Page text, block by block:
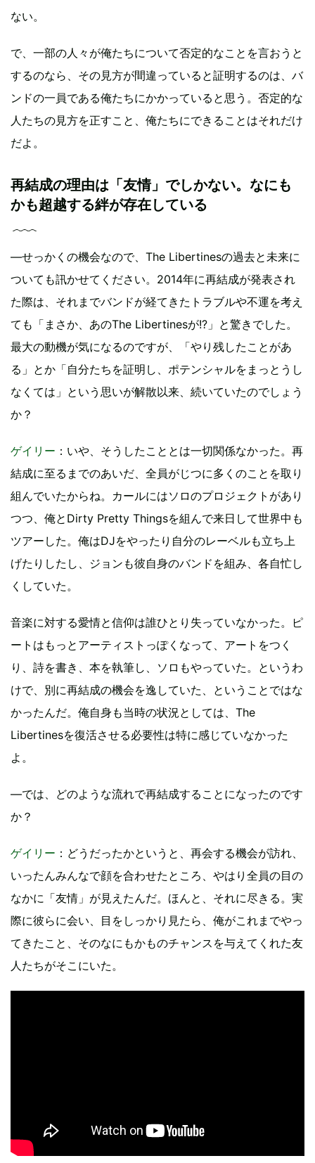
ない。
で、一部の人々が俺たちについて否定的なことを言おうと
するのなら、その見方が間違っていると証明するのは、バ
ンドの一員である俺たちにかかっていると思う。否定的な
人たちの見方を正すこと、俺たちにできることはそれだけ
だよ。
再結成の理由は「友情」でしかない。なにも
かも超越する絆が存在している
―せっかくの機会なので、The Libertinesの過去と未来に
ついても訊かせてください。2014年に再結成が発表され
た際は、それまでバンドが経てきたトラブルや不運を考え
ても「まさか、あのThe Libertinesが!?」と驚きでした。
最大の動機が気になるのですが、「やり残したことがあ
る」とか「自分たちを証明し、ポテンシャルをまっとうし
なくては」という思いが解散以来、続いていたのでしょう
か？
ゲイリー ：いや、そうしたこととは一切関係なかった。再
結成に至るまでのあいだ、全員がじつに多くのことを取り
組んでいたからね。カールにはソロのプロジェクトがあり
つつ、俺とDirty Pretty Thingsを組んで来日して世界中も
ツアーした。俺はDJをやったり自分のレーベルも立ち上
げたりしたし、ジョンも彼自身のバンドを組み、各自忙し
くしていた。
音楽に対する愛情と信仰は誰ひとり失っていなかった。ピ
ートはもっとアーティストっぽくなって、アートをつく
り、詩を書き、本を執筆し、ソロもやっていた。というわ
けで、別に再結成の機会を逸していた、ということではな
かったんだ。俺自身も当時の状況としては、The
Libertinesを復活させる必要性は特に感じていなかった
よ。
―では、どのような流れで再結成することになったのです
か？
ゲイリー ：どうだったかというと、再会する機会が訪れ、
いったんみんなで顔を合わせたところ、やはり全員の目の
なかに「友情」が見えたんだ。ほんと、それに尽きる。実
際に彼らに会い、目をしっかり見たら、俺がこれまでやっ
てきたこと、そのなにもかものチャンスを与えてくれた友
人たちがそこにいた。